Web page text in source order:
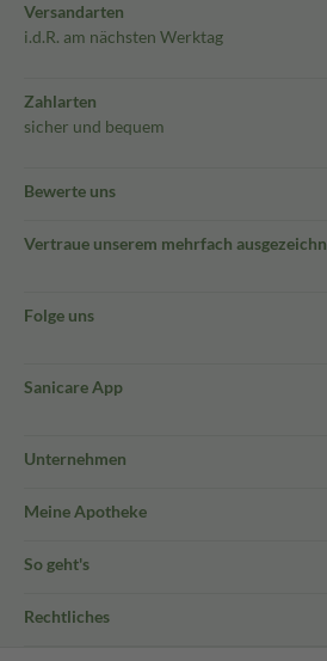
Versandarten
i.d.R. am nächsten Werktag
Zahlarten
sicher und bequem
Bewerte uns
Vertraue unserem mehrfach
Folge uns
Sanicare App
Unternehmen
Meine Apotheke
So geht's
Rechtliches